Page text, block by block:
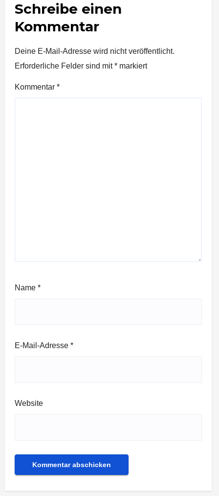
Schreibe einen
Kommentar
Deine E-Mail-Adresse wird nicht veröffentlicht.
Erforderliche Felder sind mit* markiert
Kommentar *
Name *
E-Mail-Adresse *
Website